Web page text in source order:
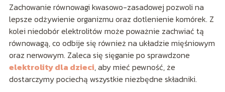
Zachowanie równowagi kwasowo-zasadowej pozwoli na
lepsze odżywienie organizmu oraz dotlenienie komórek. Z
kolei niedobór elektrolitów może poważnie zachwiać tą
równowagą, co odbije się również na układzie mięśniowym
oraz nerwowym. Zaleca się sięganie po sprawdzone
elektrolity dla dzieci, aby mieć pewność, że
dostarczymy pociechą wszystkie niezbędne składniki.